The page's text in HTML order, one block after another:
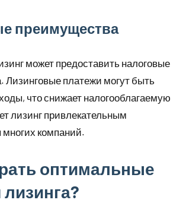
преимущества
может предоставить налоговые
Лизинговые платежи могут быть
что снижает налогооблагаемую
лизинг привлекательным
компаний.
оптимальные